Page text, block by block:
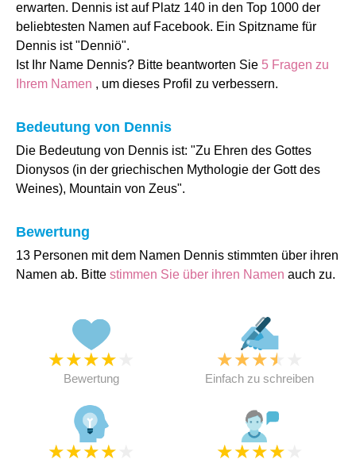
erwarten. Dennis ist auf Platz 140 in den Top 1000 der
beliebtesten Namen auf Facebook. Ein Spitzname für
Dennis ist "Denniö".
Ist Ihr Name Dennis? Bitte beantworten Sie 5 Fragen zu
Ihrem Namen , um dieses Profil zu verbessern.
Bedeutung von Dennis
Die Bedeutung von Dennis ist: "Zu Ehren des Gottes
Dionysos (in der griechischen Mythologie der Gott des
Weines), Mountain von Zeus".
Bewertung
13 Personen mit dem Namen Dennis stimmten über ihren
Namen ab. Bitte stimmen Sie über ihren Namen auch zu.
★★★★
Bewertung
★★★★
Einfach zu schreiben
★★★★ ★★★★